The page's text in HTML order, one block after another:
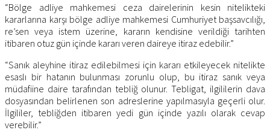
“Bölge adliye mahkemesi ceza dairelerinin kesin nitelikteki
kararlarına karşı bölge adliye mahkemesi Cumhuriyet başsavcılığı,
re’sen veya istem üzerine, kararın kendisine verildiği tarihten
itibaren otuz gün içinde kararı veren daireye itiraz edebilir.”
“Sanık aleyhine itiraz edilebilmesi için kararı etkileyecek nitelikte
esaslı bir hatanın bulunması zorunlu olup, bu itiraz sanık veya
müdafiine daire tarafından tebliğ olunur. Tebligat, ilgililerin dava
dosyasından belirlenen son adreslerine yapılmasıyla geçerli olur.
İlgililer, tebliğden itibaren yedi gün içinde yazılı olarak cevap
verebilir.”